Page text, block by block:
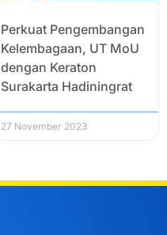
Perkuat Pengembangan
Kelembagaan, UT MoU
dengan Keraton
Surakarta Hadiningrat
27 November 2023